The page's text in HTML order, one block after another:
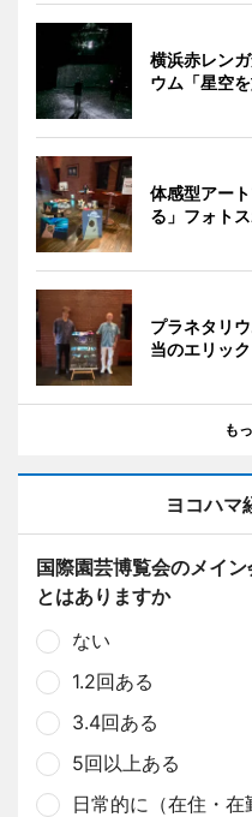
横浜赤レン
ウム「星空
体感型アー
る」フォト
プラネタリ
当のエリッ
も
ヨコハマ
国際園芸博覧会のメイ
とはありますか
ない
1.2回ある
3.4回ある
5回以上ある
日常的に（在住・在